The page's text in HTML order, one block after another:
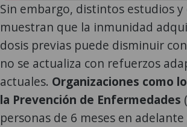
Sin embargo, distintos estudios
muestran que la inmunidad
dosis previas puede disminuir
no se actualiza con refuerzos
actuales. Organizaciones como
la Prevención de Enfermedades
personas de 6 meses en